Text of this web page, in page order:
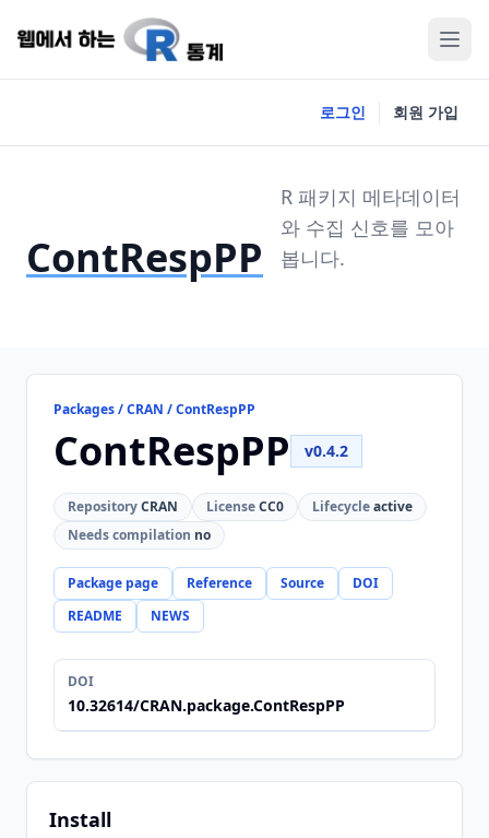
로그인 회원 가입
ContRespPP
R 패키지 메타데이터
와 수집 신호를 모아
봅니다.
Packages / CRAN / ContRespPP
ContRespPP v0.4.2
RepositoryCRAN LicenseCC0 Lifecycleactive
Needs compilation no
Package page Reference Source
DOI
README
NEWS
DOI
10.32614/CRAN.package.ContRespPP
Install